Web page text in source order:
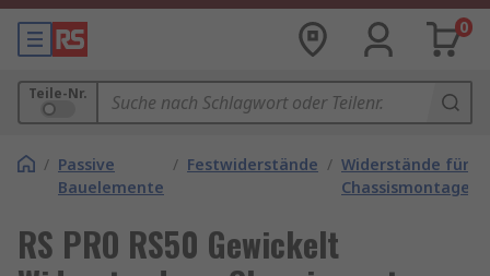
0
Teile-Nr.
/ Passive
Bauelemente
/ Festwiderstände / Widerstände für
Chassismontage
RS PRO RS50 Gewickelt